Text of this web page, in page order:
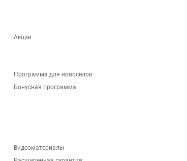
Акции
Программа для новосёлов
Бонусная программа
Видеоматериалы